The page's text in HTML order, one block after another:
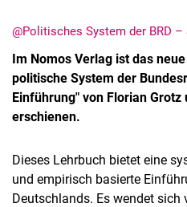
Alle Meldungen
Alle Termine
@Politisches System der BRD
Im Nomos Verlag ist das
politische System der
Einführung" von Florian
erschienen.
Dieses Lehrbuch bietet eine
und empirisch basierte
Deutschlands. Es wendet